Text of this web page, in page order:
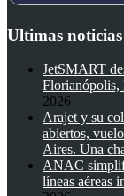
Ultimas noticias
JetSMART
Florianópolis,
2026
Arajet y su
abiertos,
Aires. Una
ANAC
líneas aéreas